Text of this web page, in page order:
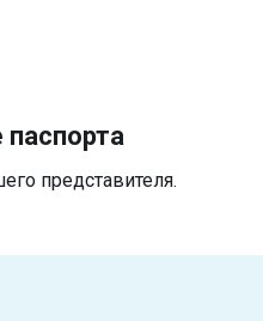
представителя.